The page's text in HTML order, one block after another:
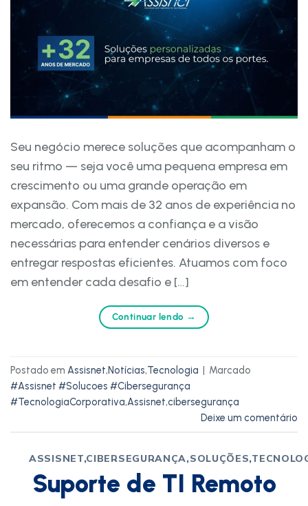
Seu negócio merece soluções que acompanham o
seu ritmo — seja você uma pequena empresa em
crescimento ou uma grande operação em
expansão. Com mais de 32 anos de experiência no
mercado, oferecemos a confiança e a visão
necessárias para entender cenários diversos e
entregar respostas eficientes. Atuamos com foco
em entender cada desafio e […]
Continuar lendo →
Postado em Assisnet,Notícias,Tecnologia | Marcado
#Assisnet #Solucoes #Cibersegurança
#TecnologiaCorporativa,Assisnet,cibersegurança
Deixe um comentário
ASSISNET,CIBERSEGURANÇA,SOLUÇÕES,
Suporte de TI Remoto